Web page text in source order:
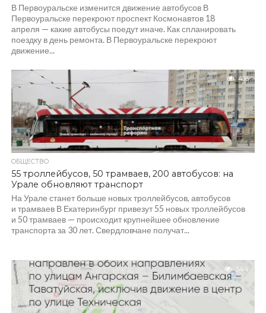
В Первоуральске изменится движение автобусов В
Первоуральске перекроют проспект Космонавтов 18
апреля — какие автобусы поедут иначе. Как спланировать
поездку в день ремонта. В Первоуральске перекроют
движение...
416
ОБЩЕСТВО
55 троллейбусов, 50 трамваев, 200 автобусов: на
Урале обновляют транспорт
На Урале станет больше новых троллейбусов, автобусов
и трамваев В Екатеринбург привезут 55 новых троллейбусов
и 50 трамваев — происходит крупнейшее обновление
транспорта за 30 лет. Свердловчане получат...
544